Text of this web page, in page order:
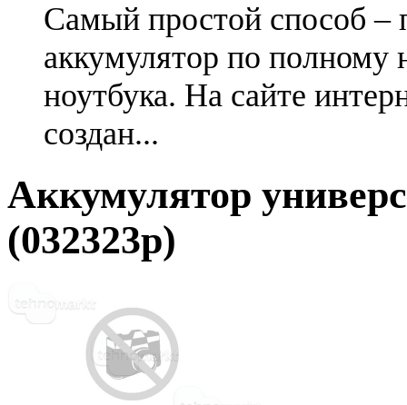
Самый простой способ –
аккумулятор по
ноутбука. На сайте
создан...
Аккумулятор
(032323p)